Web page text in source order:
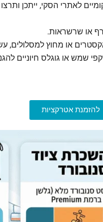
לאתרי הסקי, ייתכן
או שרשראות.
או מחוץ
שמש או גוגלס חיוניים
להזמנת אטרקציות